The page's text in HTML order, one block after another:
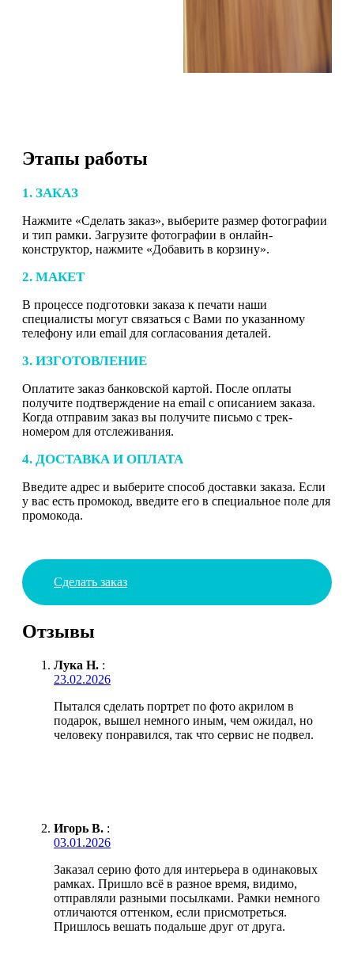
Этапы работы
1. ЗАКАЗ
Нажмите «Сделать заказ», выберите размер фотографии
и тип рамки. Загрузите фотографии в онлайн-
конструктор, нажмите «Добавить в корзину».
2. МАКЕТ
В процессе подготовки заказа к печати наши
специалисты могут связаться с Вами по указанному
телефону или email для согласования деталей.
3. ИЗГОТОВЛЕНИЕ
Оплатите заказ банковской картой. После оплаты
получите подтверждение на email с описанием заказа.
Когда отправим заказ вы получите письмо с трек-
номером для отслеживания.
4. ДОСТАВКА И ОПЛАТА
Введите адрес и выберите способ доставки заказа. Если
у вас есть промокод, введите его в специальное поле для
промокода.
Сделать заказ
Отзывы
Лука Н. :
23.02.2026
Пытался сделать портрет по фото акрилом в
подарок, вышел немного иным, чем ожидал, но
человеку понравился, так что сервис не подвел.
Игорь В. :
03.01.2026
Заказал серию фото для интерьера в одинаковых
рамках. Пришло всё в разное время, видимо,
отправляли разными посылками. Рамки немного
отличаются оттенком, если присмотреться.
Пришлось вешать подальше друг от друга.